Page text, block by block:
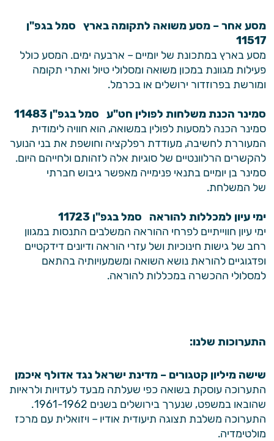
מסע אחר – מסע משואה לתקומה בארץ סמל בגפ"ן
11517
מסע בארץ במתכונת של יומיים – ארבעה ימים. המסע כולל
פעילות מגוונת במכון משואה ומסלולי טיול ואתרי תקומה
ומורשת בפרוזדור ירושלים או בכרמל.
סמינר הכנת משלחות לפולין חט"ע סמל בגפ"ן 11483
סמינר הכנה למסעות לפולין במשואה, הוא חוויה לימודית
המעוררת לחשיבה, מעודדת רפלקציה וחושפת את בני הנוער
להקשרים הרלוונטיים של סוגיות אלה לזהותם ולחייהם היום.
סמינר בן יומיים בתנאי פנימייה מאפשר גיבוש חברתי
של המשלחת.
ימי עיון למכללות להוראה סמל בגפ"ן 11723
ימי עיון חווייתיים לפרחי ההוראה המשלבים התנסות במגוון
רחב של גישות חינוכיות ושל עזרי הוראה ודיונים דידקטיים
ופדגוגיים להוראת נושא השואה ומשמעויותיה בהתאם
למסלולי ההכשרה במכללות להוראה.
התערוכות שלנו:
שישה מיליון קטגורים – מדינת ישראל נגד אדולף איכמן
התערוכה עוסקת בשואה כפי שעלתה מבעד לעדויות ולראיות
שהובאו במשפט, שנערך בירושלים בשנים 1961-1962.
התערוכה משלבת תצוגה תיעודית אודיו – ויזואלית עם מרכז
מולטימדיה.